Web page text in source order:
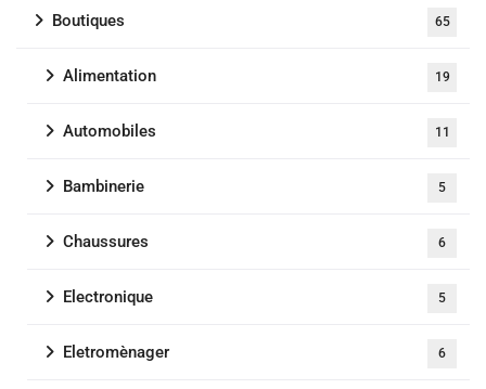
Boutiques 65
Alimentation 19
Automobiles 11
Bambinerie 5
Chaussures 6
Electronique 5
Eletromènager 6